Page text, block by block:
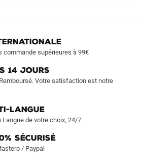
page
commande supérieures à 99€
14 JOURS
Votre satisfaction est notre
LANGUE
de votre choix, 24/7.
Sécurisé
/ Paypal